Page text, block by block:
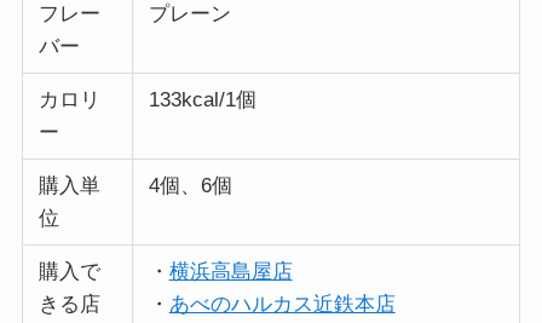
フレー
バー
プレーン
カロリ
ー
133kcal/1個
購入単
位
4個、6個
購入で
きる店
・ 横浜高島屋店
・ あべのハルカス近鉄本店